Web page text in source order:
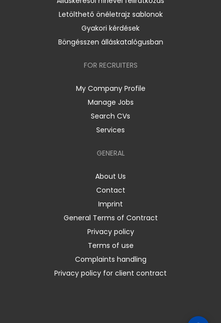
Letölthető önéletrajz sablonok
Gyakori kérdések
Böngésszen álláskatalógusban
FOR RECRUITERS
My Company Profile
Manage Jobs
Search CVs
Services
GENERAL
About Us
Contact
Imprint
General Terms of Contract
Privacy policy
Terms of use
Complaints handling
Privacy policy for client contract